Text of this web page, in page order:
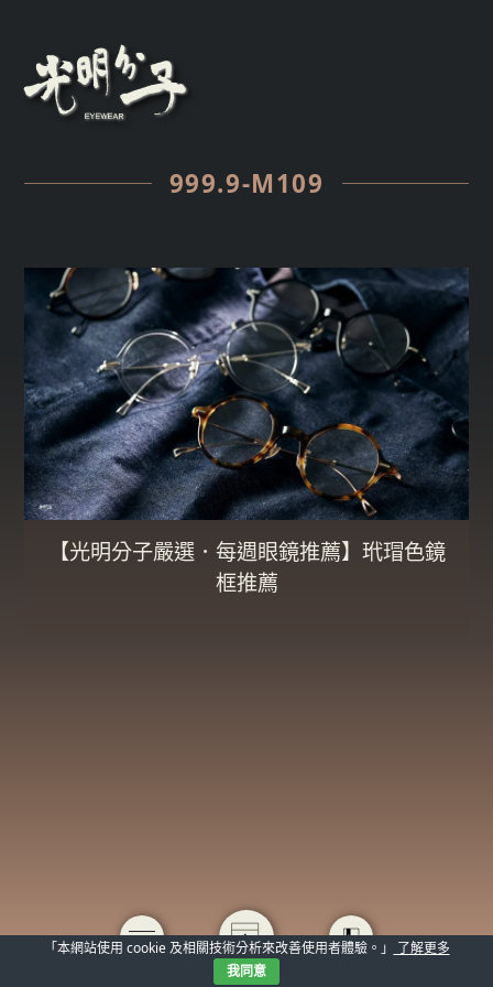
999.9-M109
【光明分子嚴選．每週眼鏡推薦】玳瑁色鏡
框推薦
「本網站使用 cookie 及相關技術分析來改善使用者體驗。」
了解更多
我同意